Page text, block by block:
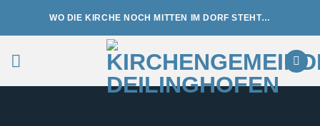
WO DIE KIRCHE NOCH MITTEN IM DORF STEHT…